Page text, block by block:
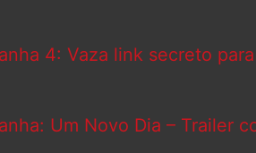
4: Vaza link secreto
Um Novo Dia – Trailer